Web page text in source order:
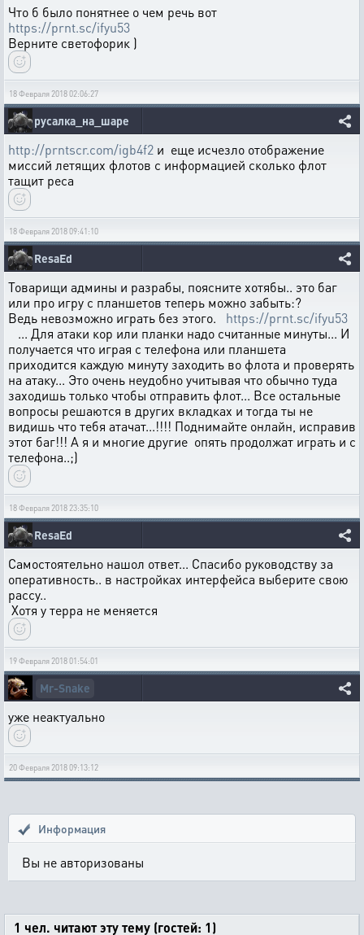
Что б было понятнее о чем речь вот
https://prnt.sc/ifyu53
Верните светофорик )
18 Февраля 2018 02:06:27
русалка_на_шаре
http://prntscr.com/igb4f2 и еще исчезло отображение
миссий летящих флотов с информацией сколько флот
тащит реса
18 Февраля 2018 09:41:10
ResaEd
Товарищи админы и разрабы, поясните хотябы.. это баг
или про игру с планшетов теперь можно забыть:?
Ведь невозможно играть без этого. https://prnt.sc/ifyu53
... Для атаки кор или планки надо считанные минуты... И
получается что играя с телефона или планшета
приходится каждую минуту заходить во флота и проверять
на атаку... Это очень неудобно учитывая что обычно туда
заходишь только чтобы отправить флот... Все остальные
вопросы решаются в других вкладках и тогда ты не
видишь что тебя атачат...!!!! Поднимайте онлайн, исправив
этот баг!!! А я и многие другие опять продолжат играть и с
телефона..;)
18 Февраля 2018 23:35:10
ResaEd
Самостоятельно нашол ответ... Спасибо руководству за
оперативность.. в настройках интерфейса выберите свою
рассу..
Хотя у терра не меняется
19 Февраля 2018 01:54:01
Mr-Snake
уже неактуально
20 Февраля 2018 09:13:12
Информация
Вы не авторизованы
1 чел. читают эту тему (гостей: 1)